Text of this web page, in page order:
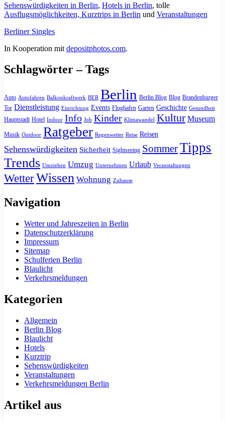
Sehenswürdigkeiten in Berlin, Hotels in Berlin, tolle
Ausflugsmöglichkeiten, Kurztrips in Berlin und Veranstaltungen
Berliner Singles
In Kooperation mit depositphotos.com.
Schlagwörter – Tags
Auto Autofahren Balkonkraftwerk BER Berlin Berlin Blog Blog Brandenburger
Tor Dienstleistung Einrichtung Events Flughafen Garten Geschichte Gesundheit
Hauptstadt Hotel Indoor Info Job Kinder Klimawandel Kultur Museum
Musik Outdoor Ratgeber Regenwetter Reise Reisen
Sehenswürdigkeiten Sicherheit Sightseeing SommerTipps
Trends Umziehen Umzug Unternehmen Urlaub Veranstaltungen
WetterWissen Wohnung Zuhause
Navigation
Wetter und Jahreszeiten in Berlin
Datenschutzerklärung
Impressum
Sitemap
Schulferien Berlin
Blaulicht
Verkehrsmeldungen
Kategorien
Allgemein
Berlin Blog
Blaulicht
Hotels
Kurztrip
Sehenswürdigkeiten
Veranstaltungen
Verkehrsmeldungen Berlin
Artikel aus